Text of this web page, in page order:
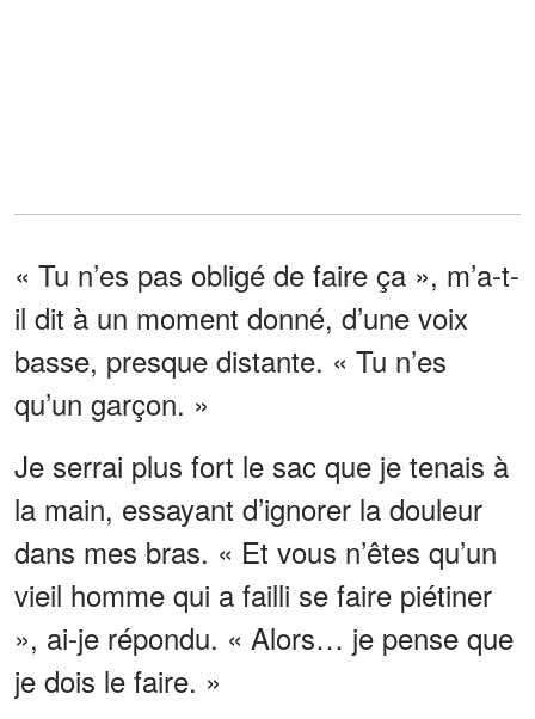
« Tu n’es pas obligé de faire ça », m’a-t-
il dit à un moment donné, d’une voix
basse, presque distante. « Tu n’es
qu’un garçon. »
Je serrai plus fort le sac que je tenais à
la main, essayant d’ignorer la douleur
dans mes bras. « Et vous n’êtes qu’un
vieil homme qui a failli se faire piétiner
», ai-je répondu. « Alors… je pense que
je dois le faire. »